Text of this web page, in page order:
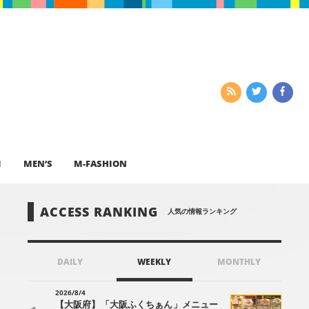
MEN’S M-FASHION
ACCESS RANKING 人気の情報ランキング
DAILY WEEKLY MONTHLY
2026/8/4
【大阪府】「大阪ふくちぁん」メニュー